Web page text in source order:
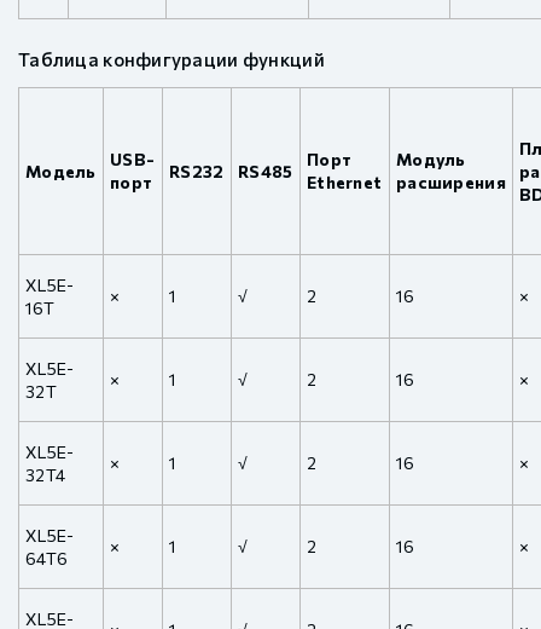
Таблица конфигурации функций
Модель
USB-
порт
RS232 RS485
Порт
Ethernet
Модуль
расширения
XL5E-
16T
× 1 √ 2 16 ×
XL5E-
32T
× 1 √ 2 16 ×
XL5E-
32T4
× 1 √ 2 16 ×
XL5E-
64T6
× 1 √ 2 16 ×
XL5E-